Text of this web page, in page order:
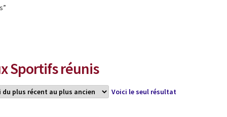
Sportifs réunis
Voici le seul résultat